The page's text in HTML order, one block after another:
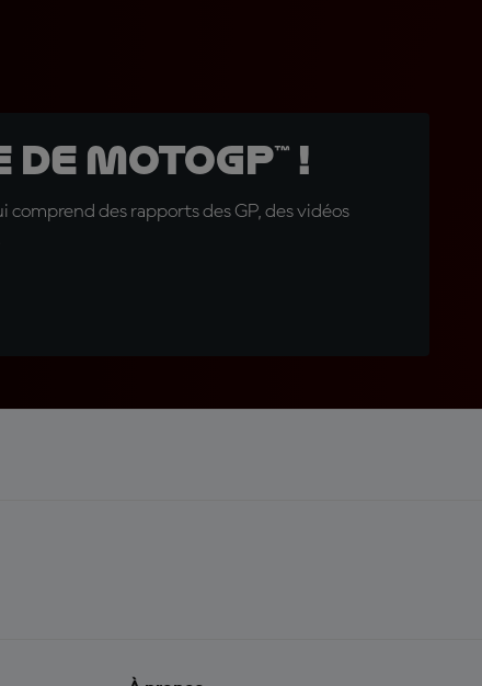
MotoGP™ !
des rapports des GP, des vidéos